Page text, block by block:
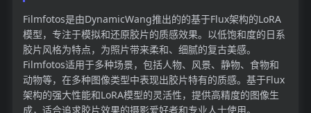
Filmfotos是由DynamicWang推出的的基于Flux架构的LoRA
模型，专注于模拟和还原胶片的质感效果。以低饱和度的日系
胶片风格为特点，为照片带来柔和、细腻的复古美感。
Filmfotos适用于多种场景，包括人物、风景、静物、食物和
动物等，在多种图像类型中表现出胶片特有的质感。基于Flux
架构的强大性能和LoRA模型的灵活性，提供高精度的图像生
成，适合追求胶片效果的摄影爱好者和专业人士使用。